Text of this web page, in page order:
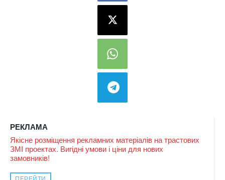
РЕКЛАМА
Якісне розміщення рекламних матеріалів на трастових
ЗМІ проектах. Вигідні умови і ціни для нових
замовників!